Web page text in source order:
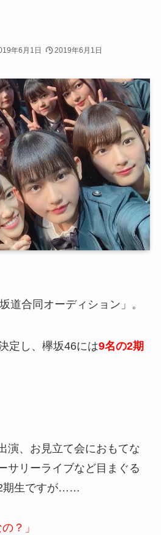
年6月1日 2019年6月1日
道合同オーディション」。
定し、欅坂46には9名の2期
演、お見立て会におもてな
サリーライブなど目まぐる
期生ですが……
？」